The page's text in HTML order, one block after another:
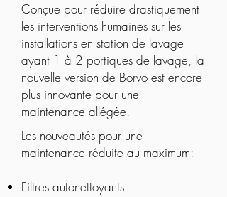
Conçue pour réduire drastiquement
les interventions humaines sur les
installations en station de lavage
ayant 1 à 2 portiques de lavage, la
nouvelle version de Borvo est encore
plus innovante pour une
maintenance allégée.
Les nouveautés pour une
maintenance réduite au maximum:
Filtres autonettoyants